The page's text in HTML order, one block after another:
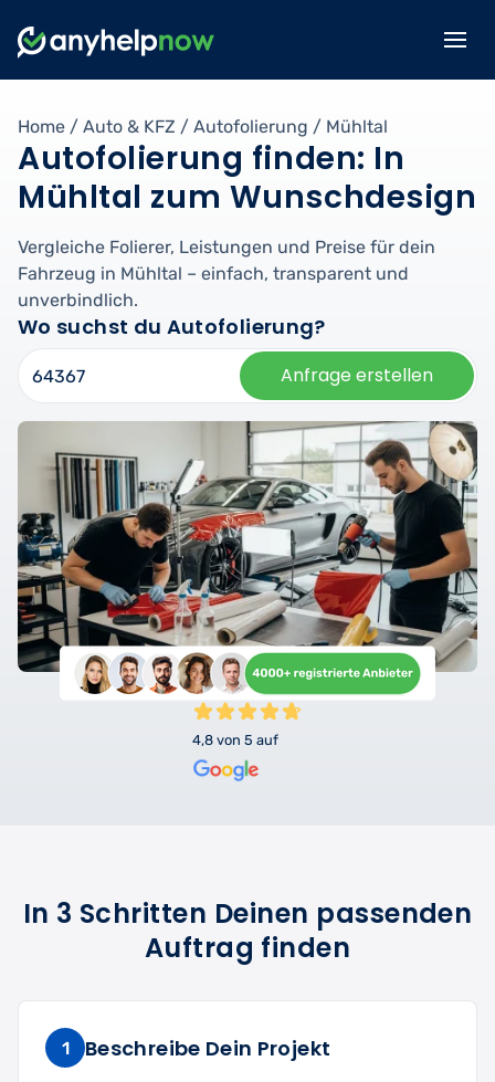
Home / Auto & KFZ / Autofolierung / Mühltal
Autofolierung finden: In
Mühltal zum Wunschdesign
Vergleiche Folierer, Leistungen und Preise für dein
Fahrzeug in Mühltal – einfach, transparent und
unverbindlich.
Wo suchst du Autofolierung?
Anfrage erstellen
4,8 von 5 auf
In 3 Schritten Deinen passenden
Auftrag finden
1 Beschreibe Dein Projekt